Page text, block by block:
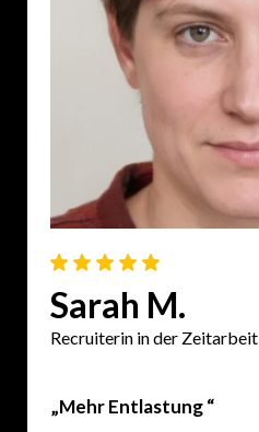
Sarah M.
Recruiterin in der Zeitarbeit
„Mehr Entlastung “